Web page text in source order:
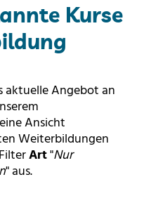
Kurse
aktuelle Angebot an
Ansicht
Weiterbildungen
Art"Nur
" aus.